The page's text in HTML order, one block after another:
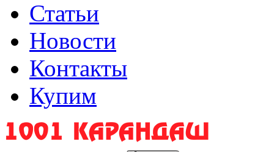
Статьи
Новости
Контакты
Купим